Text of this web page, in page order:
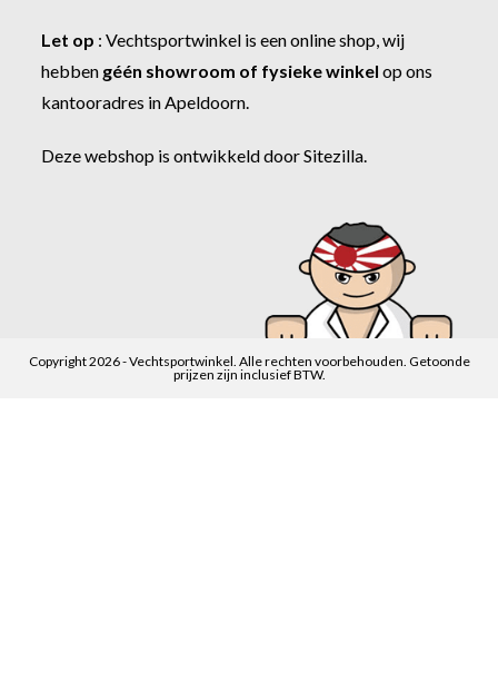
Let op :Vechtsportwinkel is een online shop, wij
hebben géén showroom of fysieke winkel op ons
kantooradres in Apeldoorn.
Deze webshop is ontwikkeld doorSitezilla
Copyright 2026 - Vechtsportwinkel. Alle rechten voorbehouden. Getoonde
prijzen zijn inclusief BTW.